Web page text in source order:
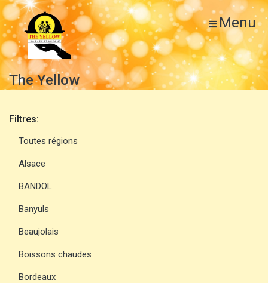
Menu
The Yellow
Filtres:
Toutes régions
Alsace
BANDOL
Banyuls
Beaujolais
Boissons chaudes
Bordeaux